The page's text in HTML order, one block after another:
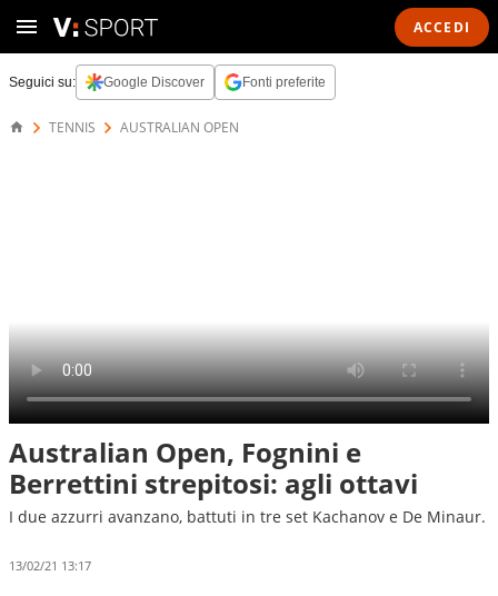
ACCEDI
Seguici su: Google Discover Fonti preferite
TENNIS AUSTRALIAN OPEN
Australian Open, Fognini e
Berrettini strepitosi: agli ottavi
I due azzurri avanzano, battuti in tre set Kachanov e De Minaur.
13/02/21 13:17